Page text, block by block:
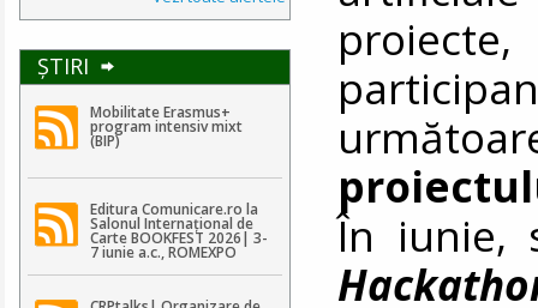
ŞTIRI
Mobilitate Erasmus+
program intensiv mixt
(BIP)
Editura Comunicare.ro la
Salonul Internațional de
Carte BOOKFEST 2026| 3-
7 iunie a.c., ROMEXPO
În iunie,